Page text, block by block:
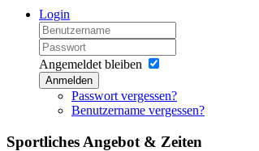
Login
Angemeldet bleiben
Anmelden
Passwort vergessen?
Benutzername vergessen?
Sportliches Angebot & Zeiten